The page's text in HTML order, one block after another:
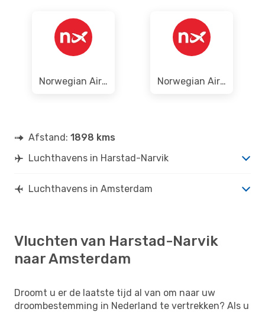
Norwegian Air Sweden Norwegian Air Shuttle
Afstand: 1898 kms
Luchthavens in Harstad-Narvik
Luchthavens in Amsterdam
Vluchten van Harstad-Narvik
naar Amsterdam
Droomt u er de laatste tijd al van om naar uw
droombestemming in Nederland te vertrekken? Als u